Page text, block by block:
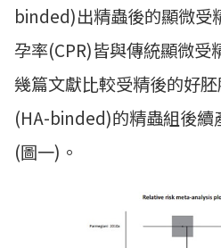
binded)出精蟲後的顯微受
孕率(CPR)皆與傳統顯微受
幾篇文獻比較受精後的好
(HA-binded)的精蟲組後續
(圖一)。